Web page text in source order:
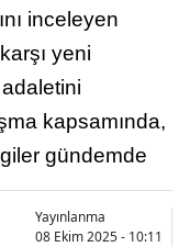
inceleyen
yeni
kapsamında,
gündemde
Yayınlanma
08 Ekim 2025 - 10:11